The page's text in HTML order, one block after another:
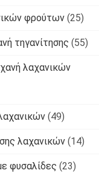
φρούτων (25)
τηγανίτησης (55)
λαχανικών
(49)
λαχανικών (14)
φυσαλίδες (23)